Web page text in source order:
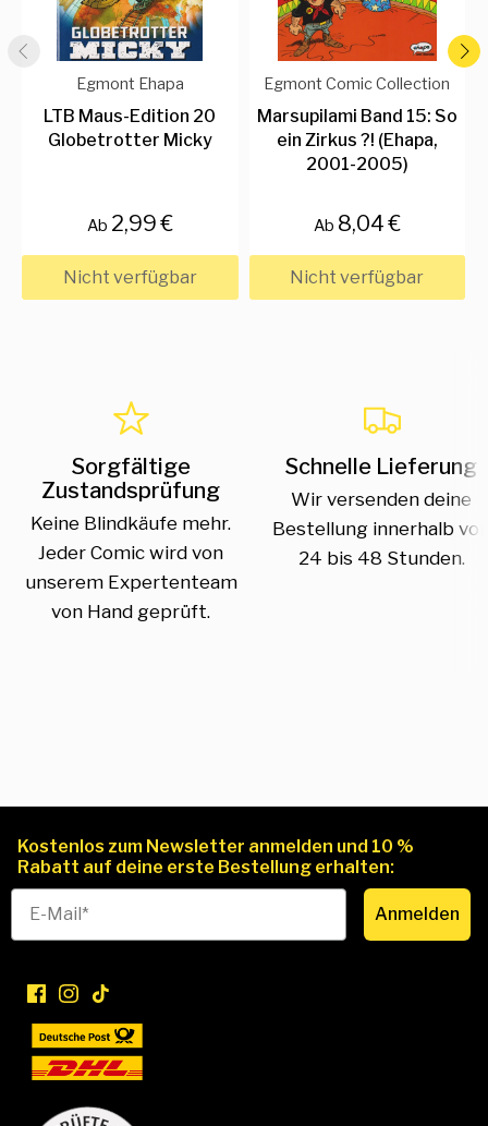
Egmont Ehapa
LTB Maus-Edition 20
Globetrotter Micky
Ab 2,99 €
Nicht verfügbar
Egmont Comic Collection
Marsupilami Band 15: So
ein Zirkus ?! (Ehapa,
2001-2005)
Ab 8,04 €
Nicht verfügbar
Sorgfältige
Zustandsprüfung
Keine Blindkäufe mehr.
Jeder Comic wird von
unserem Expertenteam
von Hand geprüft.
Schnelle Lieferung
Wir versenden deine
Bestellung innerhalb
24 bis 48 Stunden.
Kostenlos zum Newsletter anmelden und 10 %
Rabatt auf deine erste Bestellung erhalten:
Anmelden